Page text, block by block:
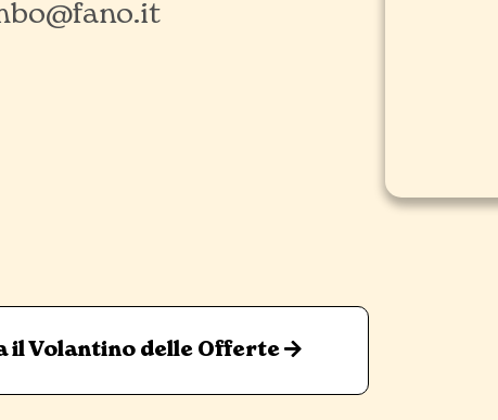
il Volantino delle Offerte